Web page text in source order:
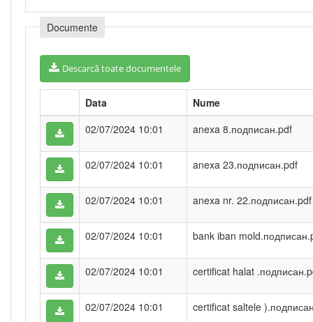
Documente
Descarcă toate documentele
Data
Nume
02/07/2024 10:01
anexa 8.подписан.pdf
02/07/2024 10:01 anexa 23.подписан.pdf
02/07/2024 10:01 anexa nr. 22.подписан.pdf
02/07/2024 10:01 bank iban
02/07/2024 10:01 certificat halat
02/07/2024 10:01 certificat saltele